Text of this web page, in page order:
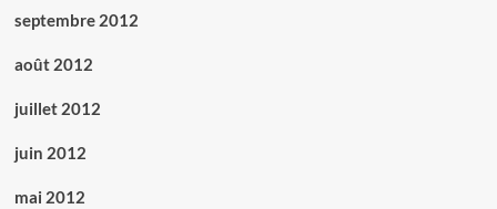
septembre 2012
août 2012
juillet 2012
juin 2012
mai 2012